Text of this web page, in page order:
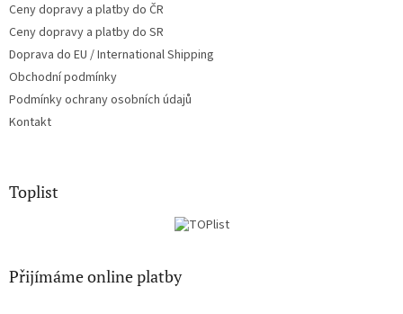
Ceny dopravy a platby do ČR
Ceny dopravy a platby do SR
Doprava do EU / International Shipping
Obchodní podmínky
Podmínky ochrany osobních údajů
Kontakt
Toplist
Přijímáme online platby